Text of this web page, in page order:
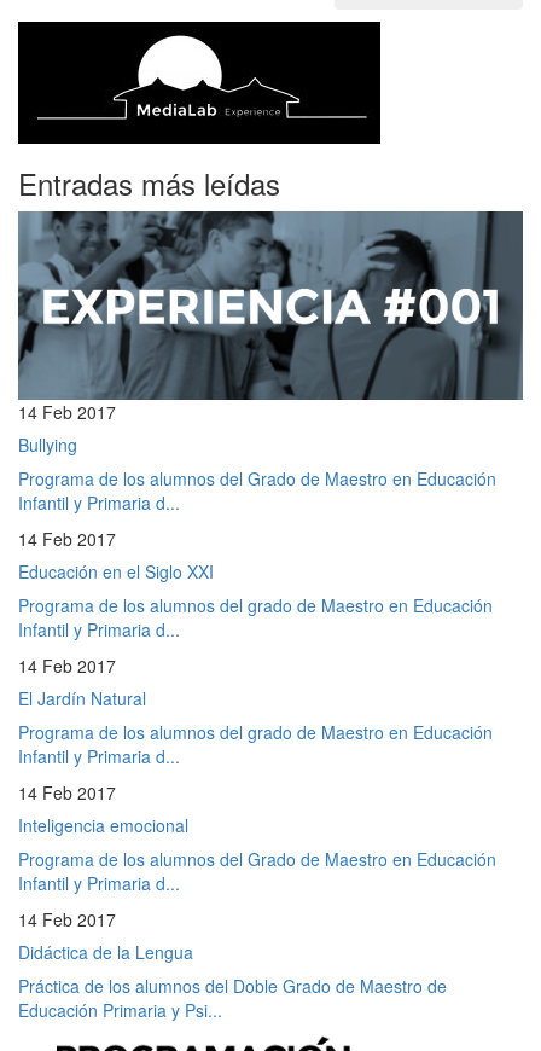
Entradas más leídas
14 Feb 2017
Bullying
Programa de los alumnos del Grado de Maestro en Educación
Infantil y Primaria d...
14 Feb 2017
Educación en el Siglo XXI
Programa de los alumnos del grado de Maestro en Educación
Infantil y Primaria d...
14 Feb 2017
El Jardín Natural
Programa de los alumnos del grado de Maestro en Educación
Infantil y Primaria d...
14 Feb 2017
Inteligencia emocional
Programa de los alumnos del Grado de Maestro en Educación
Infantil y Primaria d...
14 Feb 2017
Didáctica de la Lengua
Práctica de los alumnos del Doble Grado de Maestro de
Educación Primaria y Psi...